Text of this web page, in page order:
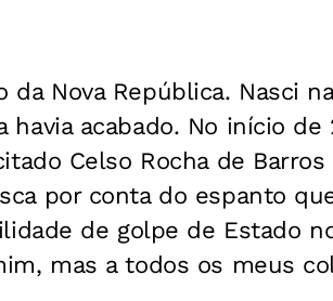
da Nova República. Nasci
havia acabado. No início
Celso Rocha de Barros
por conta do espanto
de golpe de Estado
mas a todos os meus